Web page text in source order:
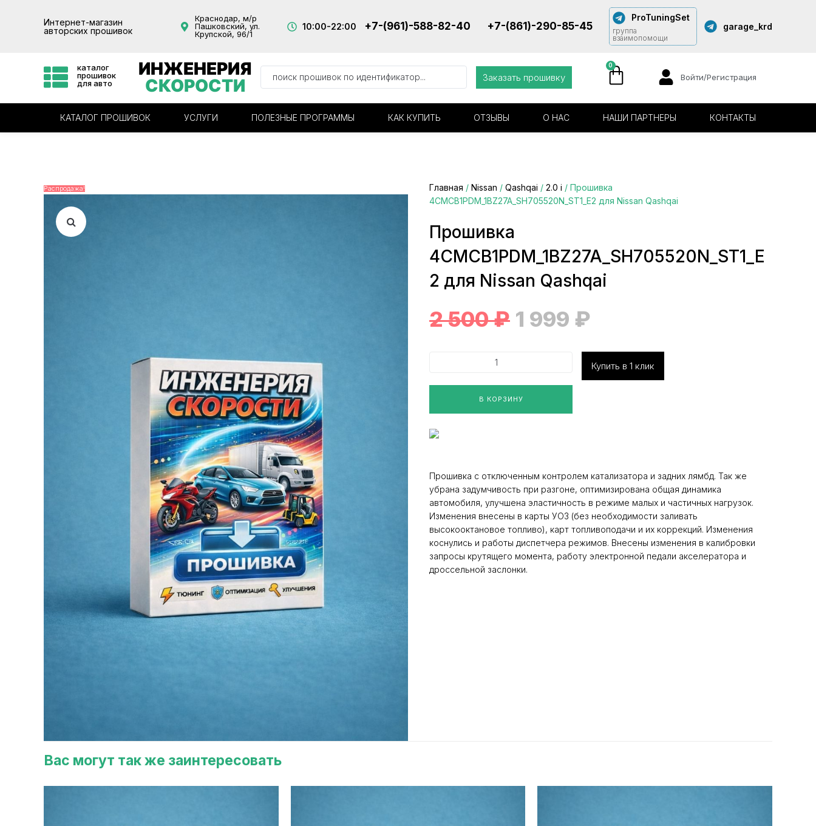
Интернет-магазин
авторских прошивок
Краснодар, м/р
Пашковский, ул.
Крупской, 96/1
10:00-22:00 +7-(961)-588-82-40 +7-(861)-290-85-45
ProTuningSet
группа
взаимопомощи
garage_krd
каталог
прошивок
для авто
ИНЖЕНЕРИЯ
СКОРОСТИ
Заказать прошивку
0
Войти/Регистрация
КАТАЛОГ ПРОШИВОК УСЛУГИ ПОЛЕЗНЫЕ ПРОГРАММЫ КАК КУПИТЬ ОТЗЫВЫ О НАС НАШИ ПАРТНЕРЫ КОНТАКТЫ
Распродажа! Главная / Nissan / Qashqai / 2.0 i / Прошивка
4CMCB1PDM_1BZ27A_SH705520N_ST1_E2 для Nissan Qashqai
Прошивка
4CMCB1PDM_1BZ27A_SH705520N_ST1_E
2 для Nissan Qashqai
2 500₽ 1 999 ₽
В КОРЗИНУ
Купить в 1 клик
Прошивка с отключенным контролем катализатора и задних лямбд. Так же
убрана задумчивость при разгоне, оптимизирована общая динамика
автомобиля, улучшена эластичность в режиме малых и частичных нагрузок.
Изменения внесены в карты УОЗ (без необходимости заливать
высокооктановое топливо), карт топливоподачи и их коррекций. Изменения
коснулись и работы диспетчера режимов. Внесены изменения в калибровки
запросы крутящего момента, работу электронной педали акселератора и
дроссельной заслонки.
Вас могут так же заинтересовать